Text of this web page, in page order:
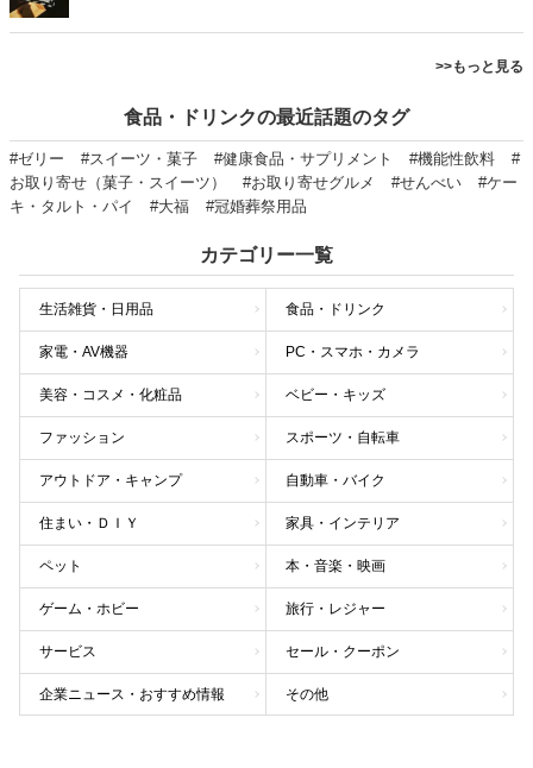
>>もっと見る
食品・ドリンクの最近話題のタグ
#ゼリー #スイーツ・菓子 #健康食品・サプリメント #機能性飲料
#
お取り寄せ（菓子・スイーツ）
#お取り寄せグルメ #せんべい
#ケー
キ・タルト・パイ
#大福 #冠婚葬祭用品
カテゴリー一覧
生活雑貨・日用品 食品・ドリンク
家電・AV機器 PC・スマホ・カメラ
美容・コスメ・化粧品 ベビー・キッズ
ファッション スポーツ・自転車
アウトドア・キャンプ 自動車・バイク
住まい・ＤＩＹ 家具・インテリア
ペット 本・音楽・映画
ゲーム・ホビー 旅行・レジャー
サービス セール・クーポン
企業ニュース・おすすめ情報 その他